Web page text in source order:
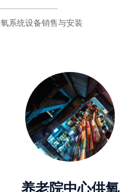
系统设备销售与安装
养老院中心供氧